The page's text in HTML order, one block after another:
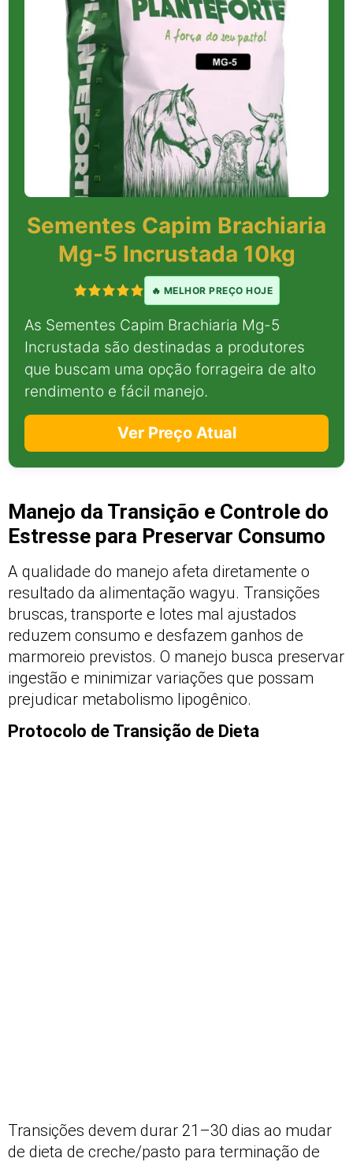
Sementes Capim Brachiaria
Mg-5 Incrustada 10kg
🔥 MELHOR PREÇO HOJE
As Sementes Capim Brachiaria Mg-5
Incrustada são destinadas a produtores
que buscam uma opção forrageira de alto
rendimento e fácil manejo.
Ver Preço Atual
Manejo da Transição e Controle do
Estresse para Preservar Consumo
A qualidade do manejo afeta diretamente o
resultado da alimentação wagyu. Transições
bruscas, transporte e lotes mal ajustados
reduzem consumo e desfazem ganhos de
marmoreio previstos. O manejo busca preservar
ingestão e minimizar variações que possam
prejudicar metabolismo lipogênico.
Protocolo de Transição de Dieta
Transições devem durar 21–30 dias ao mudar
de dieta de creche/pasto para terminação de